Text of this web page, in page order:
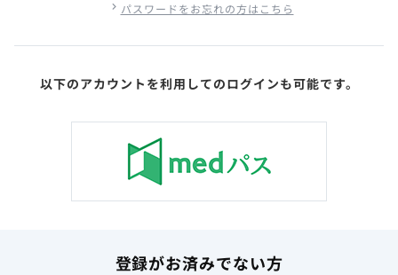
パスワードをお忘れの方はこちら
以下のアカウントを利用してのログインも可能です。
登録がお済みでない方